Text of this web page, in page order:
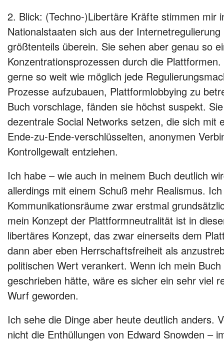
2. Blick: (Techno-)Libertäre Kräfte stimmen mir
Nationalstaaten sich aus der
größtenteils überein. Sie sehen aber genau so
Konzentrationsprozessen durch die
gerne so weit wie möglich jede
Prozesse aufzubauen, Plattformlobbying zu
Buch vorschlage, fänden sie höchst suspekt.
dezentrale Social Networks setzen, die sich mit
Ende-zu-Ende-verschlüsselten, anonymen
Kontrollgewalt entziehen.
Ich habe – wie auch in meinem Buch deutlich
allerdings mit einem Schuß mehr Realismus.
Kommunikationsräume zwar erstmal
mein Konzept der Plattformneutralität ist in
libertäres Konzept, das zwar einerseits dem
dann aber eben Herrschaftsfreiheit als
politischen Wert verankert. Wenn ich mein
geschrieben hätte, wäre es sicher ein sehr viel
Wurf geworden.
Ich sehe die Dinge aber heute deutlich anders.
nicht die Enthüllungen von Edward Snowden –